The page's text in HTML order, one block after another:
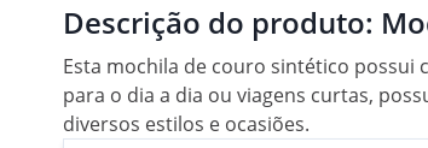
Descrição do produto:
Esta mochila de couro sintético possui
para o dia a dia ou viagens curtas,
diversos estilos e ocasiões.